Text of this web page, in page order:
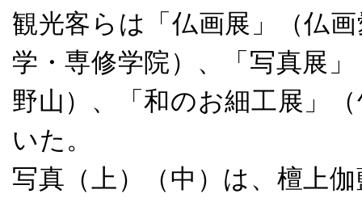
観光客らは「仏画展」（仏
学・専修学院）、「写真展
野山）、「和のお細工展」
いた。
写真（上）（中）は、檀上